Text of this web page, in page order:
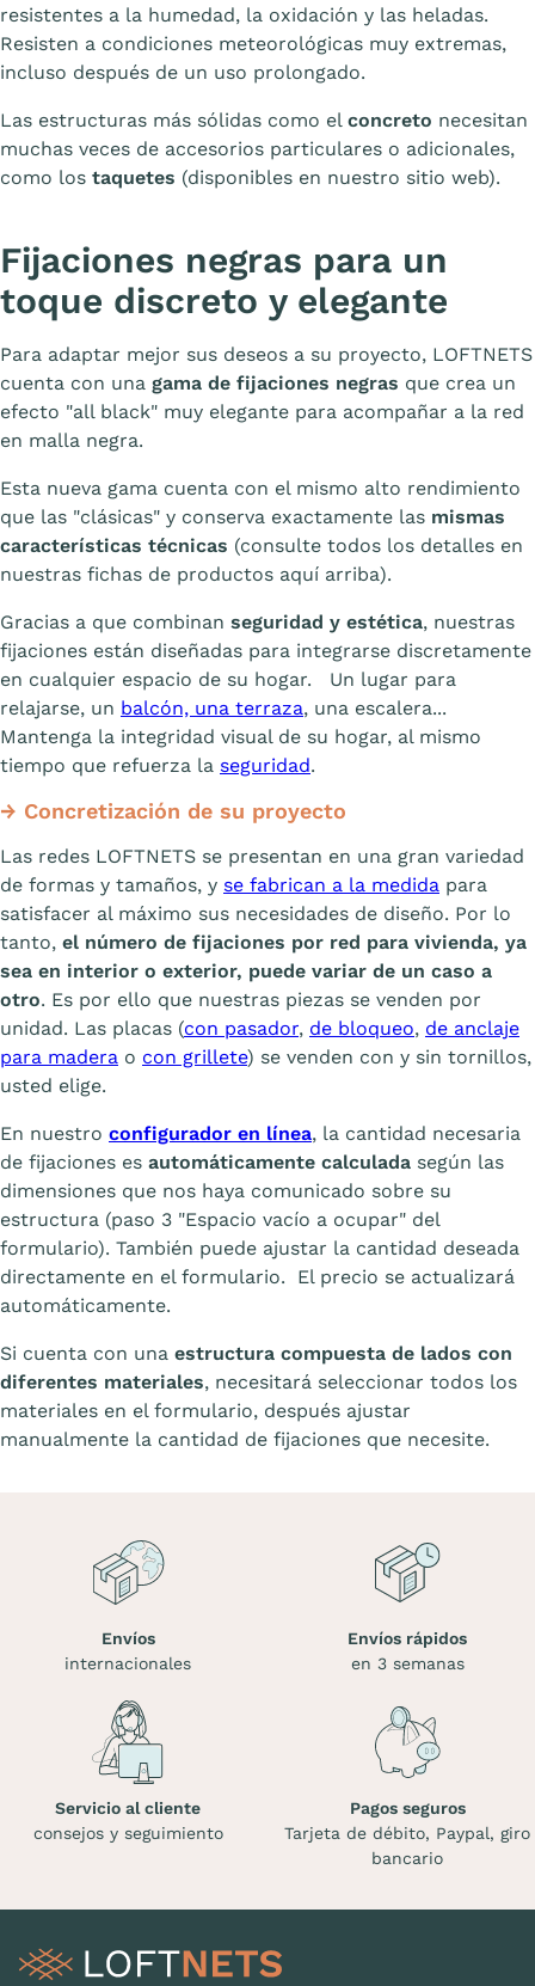
resistentes a la humedad, la oxidación y las heladas.
Resisten a condiciones meteorológicas muy extremas,
incluso después de un uso prolongado.
Las estructuras más sólidas como el concreto necesitan
muchas veces de accesorios particulares o adicionales,
como los taquetes (disponibles en nuestro sitio web).
Fijaciones negras para un
toque discreto y elegante
Para adaptar mejor sus deseos a su proyecto, LOFTNETS
cuenta con una gama de fijaciones negras que crea un
efecto "all black" muy elegante para acompañar a la red
en malla negra.
Esta nueva gama cuenta con el mismo alto rendimiento
que las "clásicas" y conserva exactamente las mismas
características técnicas (consulte todos los detalles en
nuestras fichas de productos aquí arriba).
Gracias a que combinan seguridad y estética, nuestras
fijaciones están diseñadas para integrarse discretamente
en cualquier espacio de su hogar. Un lugar para
relajarse, un balcón, una terraza, una escalera...
Mantenga la integridad visual de su hogar, al mismo
tiempo que refuerza la seguridad.
→ Concretización de su proyecto
Las redes LOFTNETS se presentan en una gran variedad
de formas y tamaños, y se fabrican a la medida para
satisfacer al máximo sus necesidades de diseño. Por lo
tanto, el número de fijaciones por red para vivienda, ya
sea en interior o exterior, puede variar de un caso a
otro. Es por ello que nuestras piezas se venden por
unidad. Las placas (con pasador, de bloqueo, de anclaje
para madera o con grillete) se venden con y sin tornillos,
usted elige.
En nuestro configurador en línea, la cantidad necesaria
de fijaciones es automáticamente calculada según las
dimensiones que nos haya comunicado sobre su
estructura (paso 3 "Espacio vacío a ocupar" del
formulario). También puede ajustar la cantidad deseada
directamente en el formulario. El precio se actualizará
automáticamente.
Si cuenta con una estructura compuesta de lados con
diferentes materiales, necesitará seleccionar todos los
materiales en el formulario, después ajustar
manualmente la cantidad de fijaciones que necesite.
Envíos
internacionales
Envíos rápidos
en 3 semanas
Servicio al cliente
consejos y seguimiento
Pagos seguros
Tarjeta de débito, Paypal, giro
bancario